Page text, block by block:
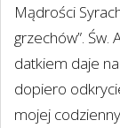
Mądrości
grzechów”.
datkiem daje
dopiero
mojej